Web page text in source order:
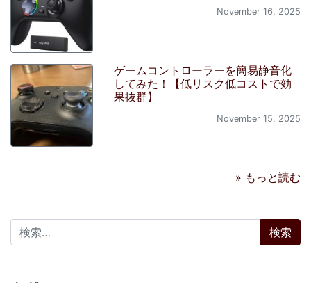
November 16, 2025
ゲームコントローラーを簡易静音化
してみた！【低リスク低コストで効
果抜群】
November 15, 2025
» もっと読む
検索: